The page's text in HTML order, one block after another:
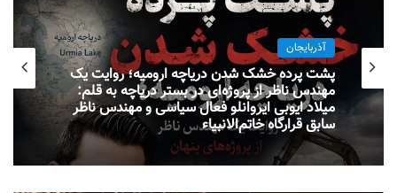
آذربایجان
پشت پرده خشک شدن دریاچه ارومیه؛ روایت یک
مهندس ناظر از پروژه‌ای در بستر دریاچه به قلم:
میلاد ایوبی ایروانلو فعال سیاسی و مهندس ناظر
سابق قرارگاه خاتم‌الانبیاء